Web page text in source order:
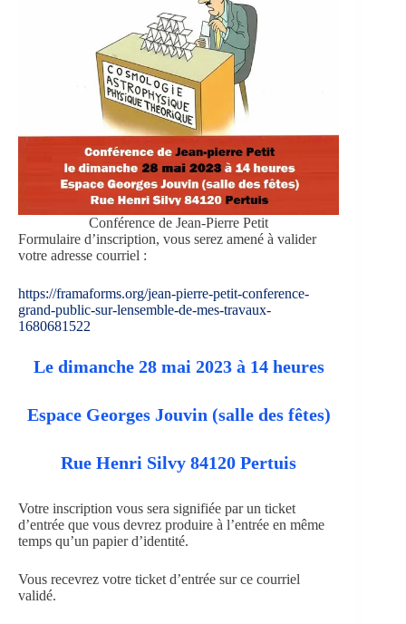
Conférence de Jean-Pierre Petit
Formulaire d’inscription, vous serez amené à valider
votre adresse courriel :
https://framaforms.org/jean-pierre-petit-conference-
grand-public-sur-lensemble-de-mes-travaux-
1680681522
Le dimanche 28 mai 2023 à 14 heures
Espace Georges Jouvin (salle des fêtes)
Rue Henri Silvy 84120 Pertuis
Votre inscription vous sera signifiée par un ticket
d’entrée que vous devrez produire à l’entrée en même
temps qu’un papier d’identité.
Vous recevrez votre ticket d’entrée sur ce courriel
validé.